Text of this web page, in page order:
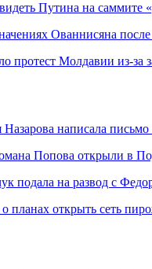
Путина на саммите
Ованнисяна
протест Молдавии из-за
написала
Попова открыли в
подала на развод с
планах открыть сеть